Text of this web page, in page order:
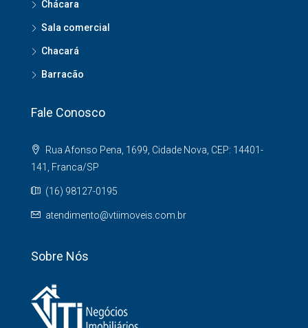
Chácara
Sala comercial
Chacará
Barracão
Fale Conosco
Rua Afonso Pena, 1699, Cidade Nova, CEP: 14401-
141, Franca/SP
(16) 98127-0195
atendimento@vtiimoveis.com.br
Sobre Nós